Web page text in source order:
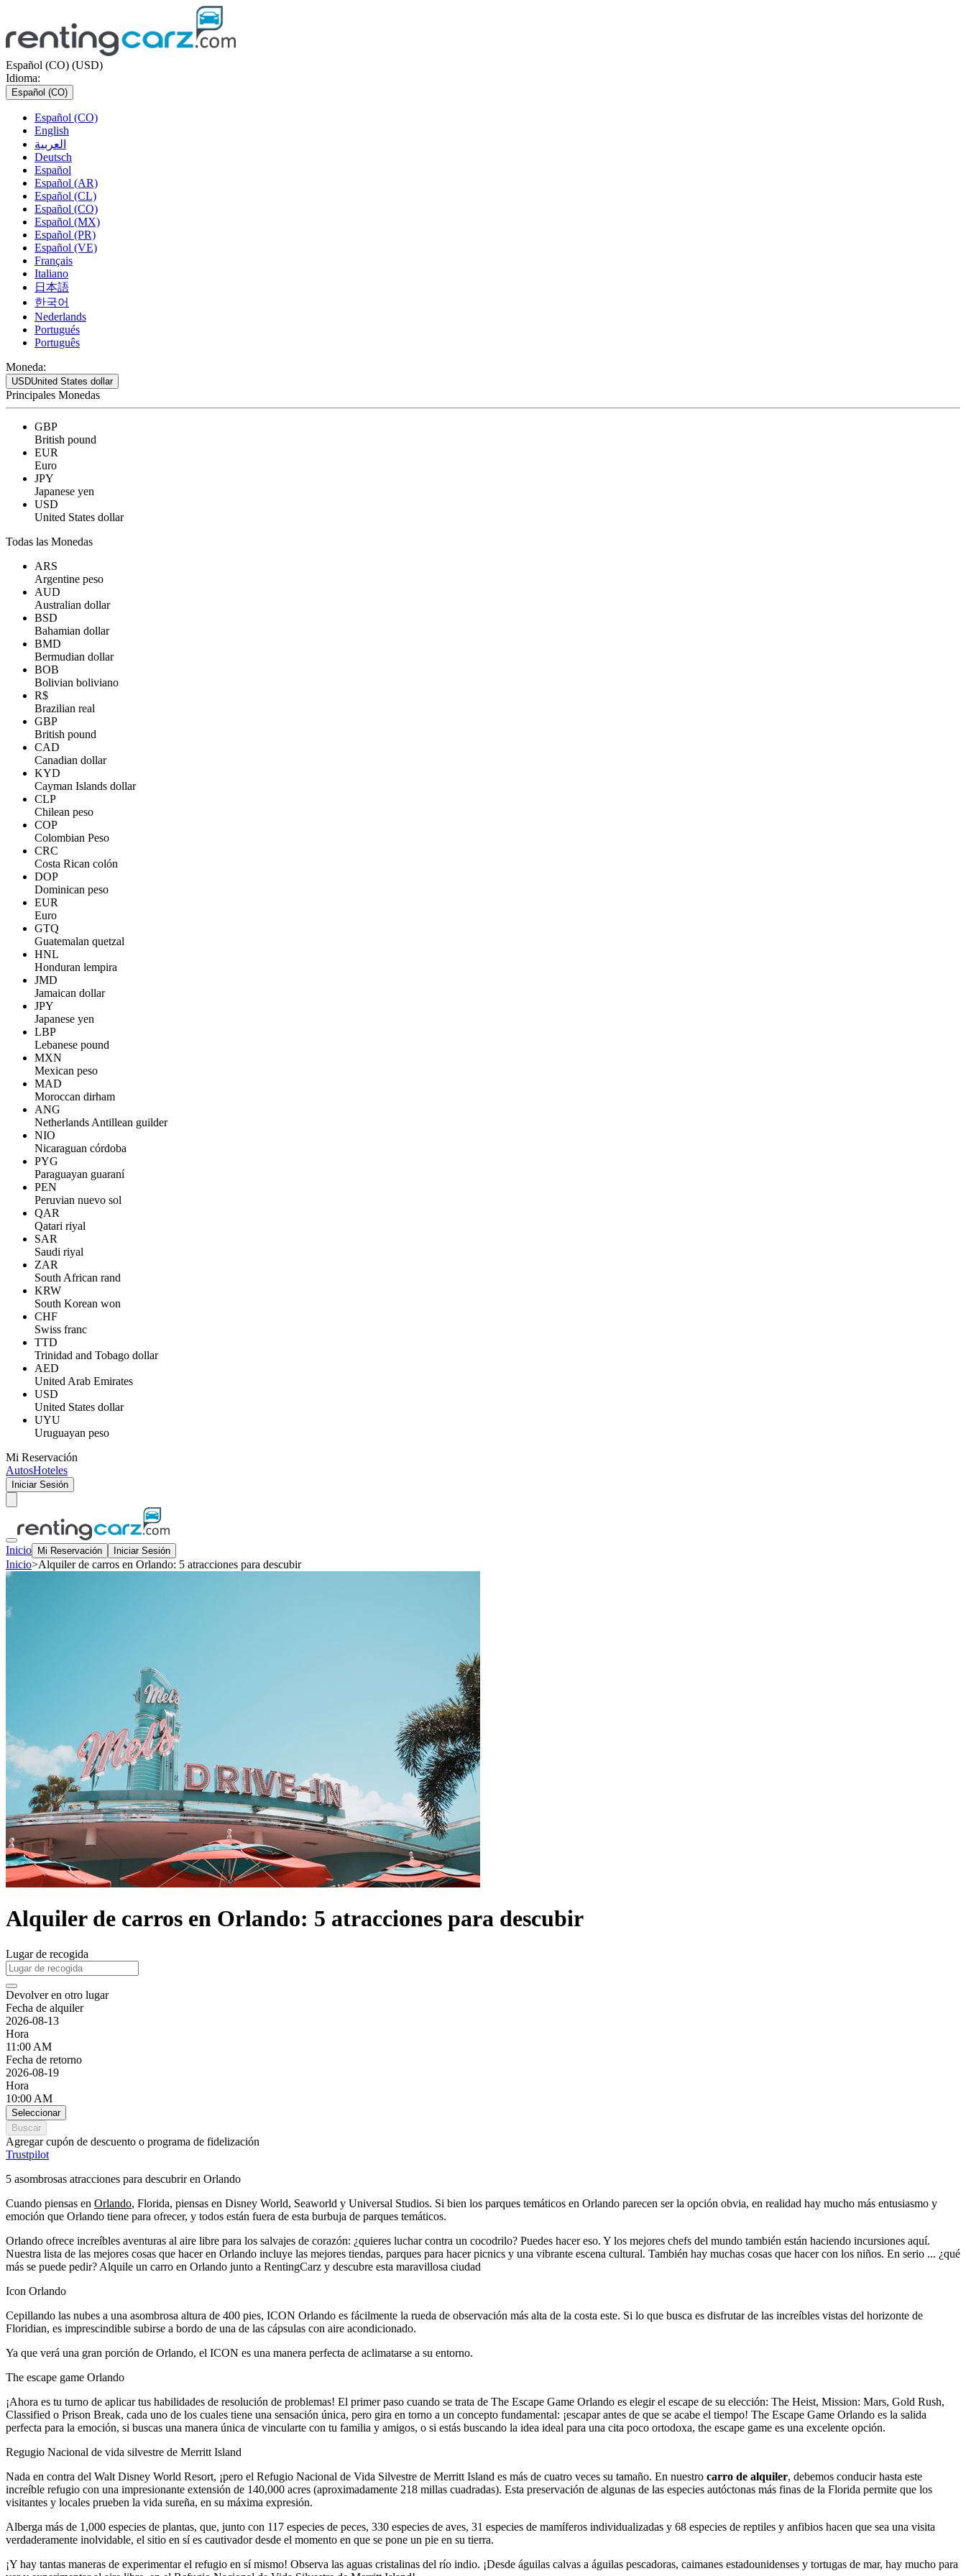
Español (CO) (USD)
Idioma:
Español (CO)
Español (CO)
English
العربية
Deutsch
Español
Español (AR)
Español (CL)
Español (CO)
Español (MX)
Español (PR)
Español (VE)
Français
Italiano
日本語
한국어
Nederlands
Portugués
Português
Moneda:
USDUnited States dollar
Principales Monedas
GBP
British pound
EUR
Euro
JPY
Japanese yen
USD
United States dollar
Todas las Monedas
ARS
Argentine peso
AUD
Australian dollar
BSD
Bahamian dollar
BMD
Bermudian dollar
BOB
Bolivian boliviano
R$
Brazilian real
GBP
British pound
CAD
Canadian dollar
KYD
Cayman Islands dollar
CLP
Chilean peso
COP
Colombian Peso
CRC
Costa Rican colón
DOP
Dominican peso
EUR
Euro
GTQ
Guatemalan quetzal
HNL
Honduran lempira
JMD
Jamaican dollar
JPY
Japanese yen
LBP
Lebanese pound
MXN
Mexican peso
MAD
Moroccan dirham
ANG
Netherlands Antillean guilder
NIO
Nicaraguan córdoba
PYG
Paraguayan guaraní
PEN
Peruvian nuevo sol
QAR
Qatari riyal
SAR
Saudi riyal
ZAR
South African rand
KRW
South Korean won
CHF
Swiss franc
TTD
Trinidad and Tobago dollar
AED
United Arab Emirates
USD
United States dollar
UYU
Uruguayan peso
Mi Reservación
AutosHoteles
Iniciar Sesión
Inicio Mi Reservación Iniciar Sesión
Inicio>Alquiler de carros en Orlando: 5 atracciones para descubir
Alquiler de carros en Orlando: 5 atracciones para descubir
Lugar de recogida
Devolver en otro lugar
Fecha de alquiler
2026-08-13
Hora
11:00 AM
Fecha de retorno
2026-08-19
Hora
10:00 AM
Seleccionar
Buscar
Agregar cupón de descuento o programa de fidelización
Trustpilot
5 asombrosas atracciones para descubrir en Orlando
Cuando piensas en Orlando, Florida, piensas en Disney World, Seaworld y Universal Studios. Si bien los parques temáticos en Orlando parecen ser la opción obvia, en realidad hay mucho más entusiasmo y
emoción que Orlando tiene para ofrecer, y todos están fuera de esta burbuja de parques temáticos.
Orlando ofrece increíbles aventuras al aire libre para los salvajes de corazón: ¿quieres luchar contra un cocodrilo? Puedes hacer eso. Y los mejores chefs del mundo también están haciendo incursiones aquí.
Nuestra lista de las mejores cosas que hacer en Orlando incluye las mejores tiendas, parques para hacer picnics y una vibrante escena cultural. También hay muchas cosas que hacer con los niños. En serio ... ¿qué
más se puede pedir? Alquile un carro en Orlando junto a RentingCarz y descubre esta maravillosa ciudad
Icon Orlando
Cepillando las nubes a una asombrosa altura de 400 pies, ICON Orlando es fácilmente la rueda de observación más alta de la costa este. Si lo que busca es disfrutar de las increíbles vistas del horizonte de
Floridian, es imprescindible subirse a bordo de una de las cápsulas con aire acondicionado.
Ya que verá una gran porción de Orlando, el ICON es una manera perfecta de aclimatarse a su entorno.
The escape game Orlando
¡Ahora es tu turno de aplicar tus habilidades de resolución de problemas! El primer paso cuando se trata de The Escape Game Orlando es elegir el escape de su elección: The Heist, Mission: Mars, Gold Rush,
Classified o Prison Break, cada uno de los cuales tiene una sensación única, pero gira en torno a un concepto fundamental: ¡escapar antes de que se acabe el tiempo! The Escape Game Orlando es la salida
perfecta para la emoción, si buscas una manera única de vincularte con tu familia y amigos, o si estás buscando la idea ideal para una cita poco ortodoxa, the escape game es una excelente opción.
Regugio Nacional de vida silvestre de Merritt Island
Nada en contra del Walt Disney World Resort, ¡pero el Refugio Nacional de Vida Silvestre de Merritt Island es más de cuatro veces su tamaño. En nuestro carro de alquiler, debemos conducir hasta este
increíble refugio con una impresionante extensión de 140,000 acres (aproximadamente 218 millas cuadradas). Esta preservación de algunas de las especies autóctonas más finas de la Florida permite que los
visitantes y locales prueben la vida sureña, en su máxima expresión.
Alberga más de 1,000 especies de plantas, que, junto con 117 especies de peces, 330 especies de aves, 31 especies de mamíferos individualizadas y 68 especies de reptiles y anfibios hacen que sea una visita
verdaderamente inolvidable, el sitio en sí es cautivador desde el momento en que se pone un pie en su tierra.
¡Y hay tantas maneras de experimentar el refugio en sí mismo! Observa las aguas cristalinas del río indio. ¡Desde águilas calvas a águilas pescadoras, caimanes estadounidenses y tortugas de mar, hay mucho para